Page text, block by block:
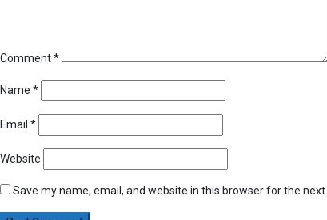
Comment*
Name *
Email *
Website
Save my name, email, and website in this browser for the